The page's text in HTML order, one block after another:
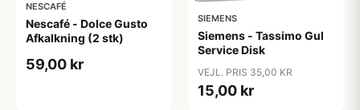
NESCAFÉ
Nescafé - Dolce Gusto
Afkalkning (2 stk)
59,00 kr
SIEMENS
Siemens - Tassimo Gul
Service Disk
VEJL. PRIS 35,00 KR
15,00 kr